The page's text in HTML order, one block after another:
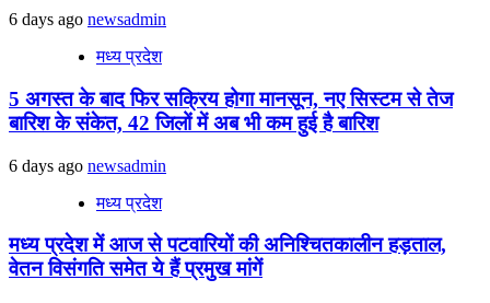
6 days ago newsadmin
मध्य प्रदेश
5 अगस्त के बाद फिर सक्रिय होगा मानसून, नए सिस्टम से तेज
बारिश के संकेत, 42 जिलों में अब भी कम हुई है बारिश
6 days ago newsadmin
मध्य प्रदेश
मध्य प्रदेश में आज से पटवारियों की अनिश्चितकालीन हड़ताल,
वेतन विसंगति समेत ये हैं प्रमुख मांगें